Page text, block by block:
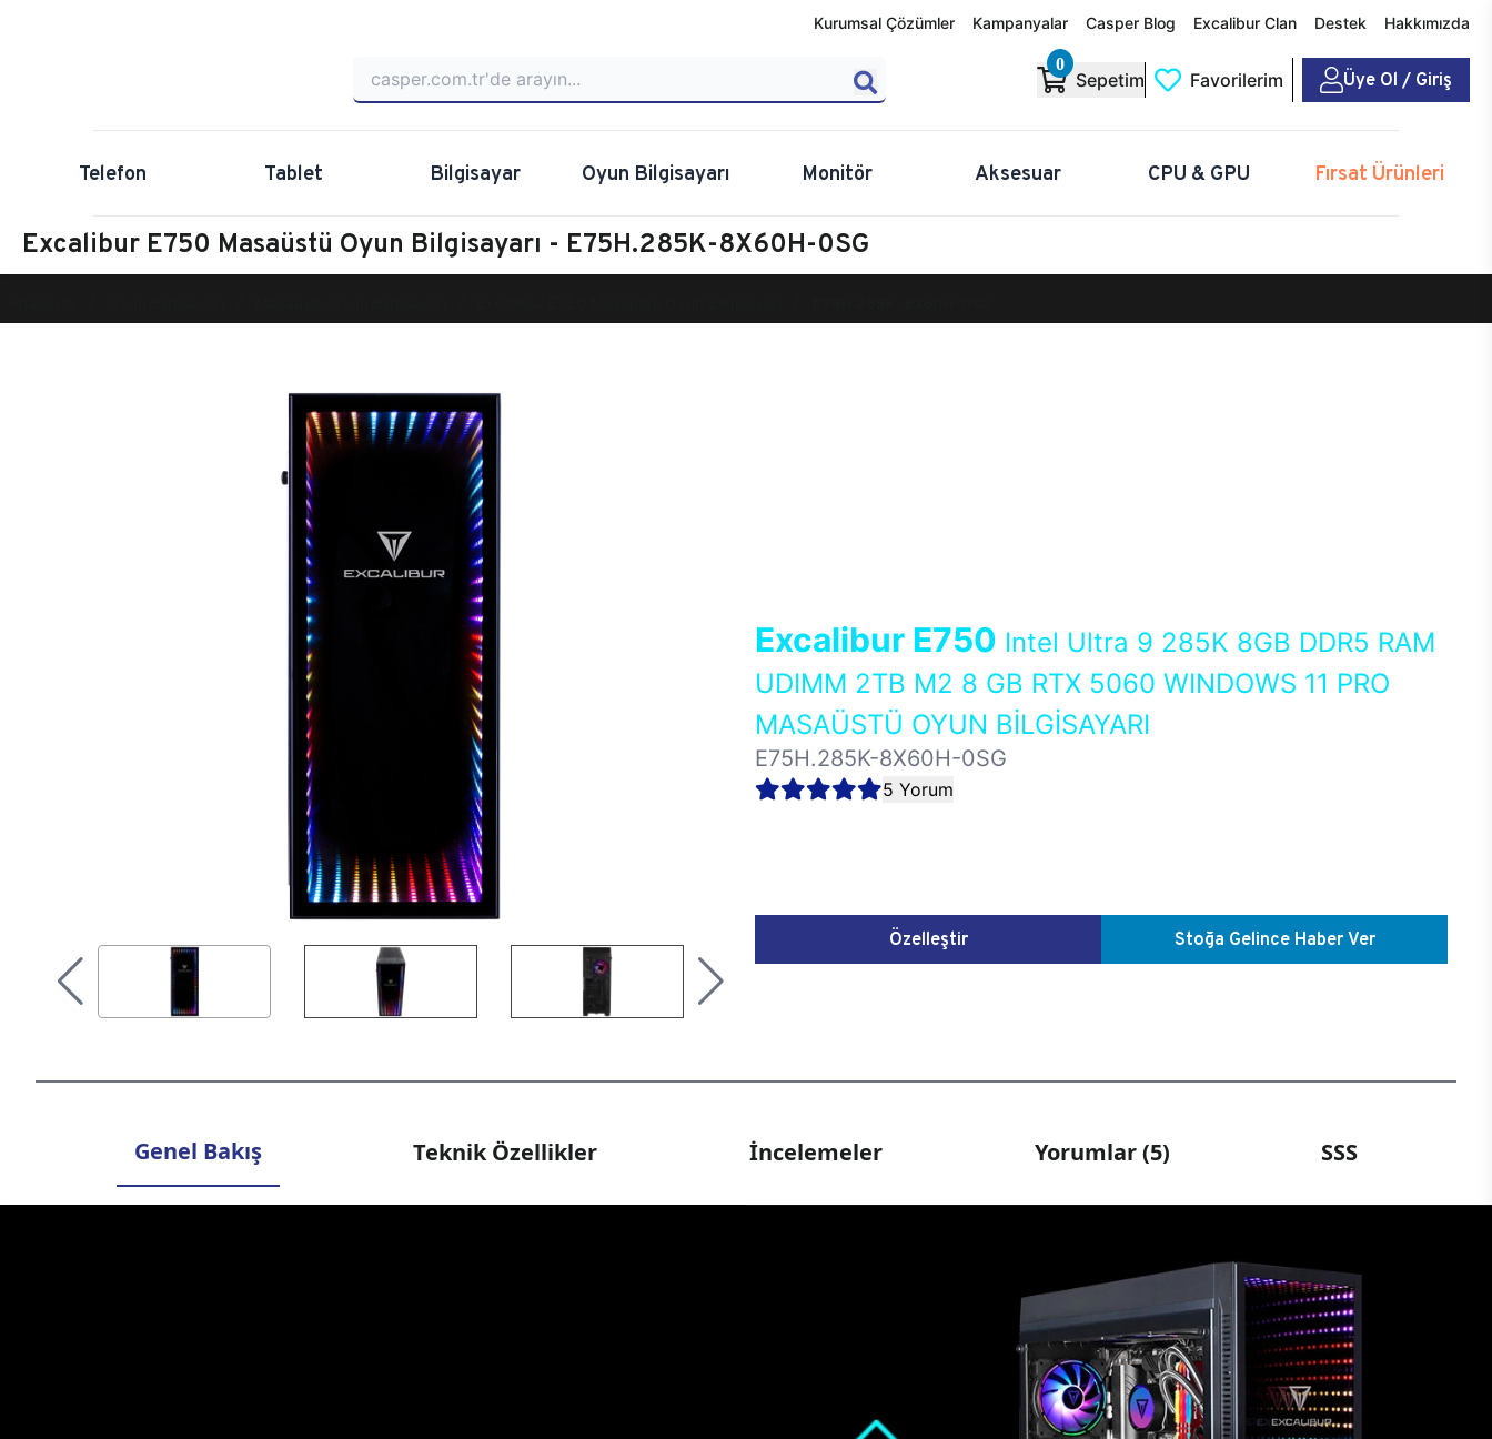
Kurumsal Çözümler Kampanyalar Casper Blog Excalibur Clan Destek Hakkımızda
0
Sepetim Favorilerim Üye Ol / Giriş
Telefon Tablet Bilgisayar Oyun Bilgisayarı Monitör Aksesuar CPU & GPU Fırsat Ürünleri
Excalibur E750 Masaüstü Oyun Bilgisayarı - E75H.285K-8X60H-0SG
Excalibur E750 Intel Ultra 9 285K 8GB DDR5 RAM
UDIMM 2TB M2 8 GB RTX 5060 WINDOWS 11 PRO
MASAÜSTÜ OYUN BİLGİSAYARI
E75H.285K-8X60H-0SG
5 Yorum
Özelleştir Stoğa Gelince Haber Ver
Genel Bakış Teknik Özellikler İncelemeler Yorumlar (5) SSS